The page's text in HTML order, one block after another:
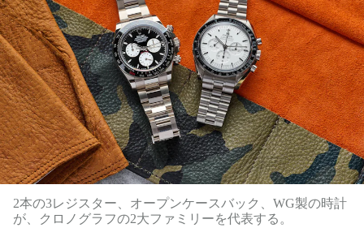
2本の3レジスター、オープンケースバック、WG製の時計
が、クロノグラフの2大ファミリーを代表する。